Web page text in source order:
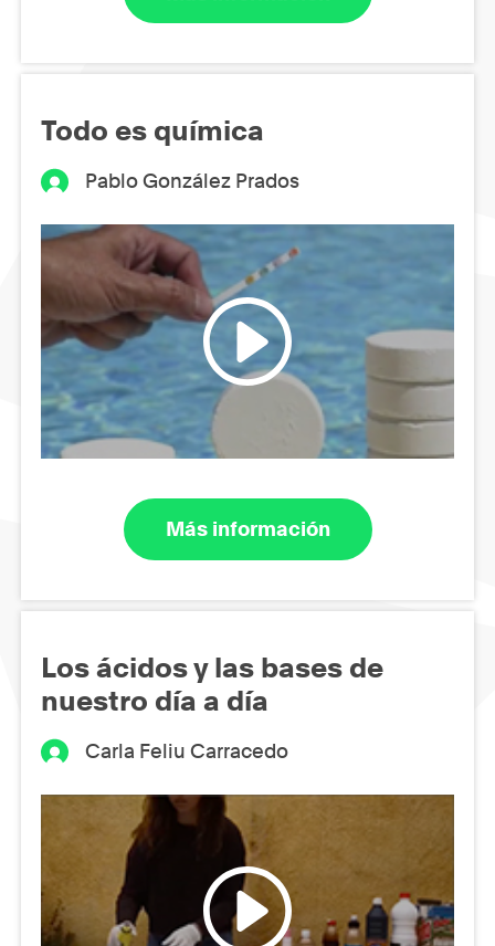
Todo es química
Pablo González Prados
Más información
Los ácidos y las bases de
nuestro día a día
Carla Feliu Carracedo